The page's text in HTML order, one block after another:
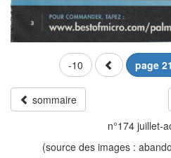
-10 page
sommaire
n°174 juillet-
(source des images :